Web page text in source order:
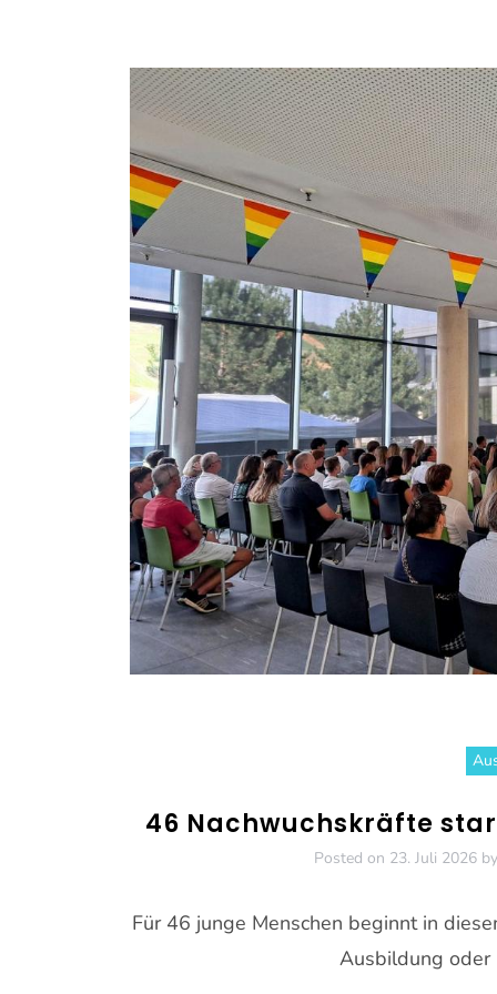
46 Nachwuchskräfte
Posted on 23. Juli 2026
Für 46 junge Menschen beginnt in
Ausbildung